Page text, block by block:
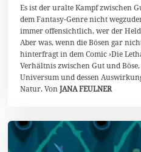
n
i
2
0
2
1
Es ist der uralte Kampf zwischen
dem Fantasy-Genre nicht
immer offensichtlich, wer der
Aber was, wenn die Bösen gar
hinterfragt in dem Comic ›Die
Verhältnis zwischen Gut und
Universum und dessen
Natur. VonJANA FEULNER